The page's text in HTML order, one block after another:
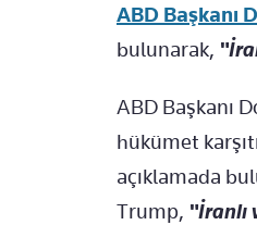
ABD Başkanı
bulunarak,
ABD Başkanı
hükümet
açıklamada
Trump, "İranlı